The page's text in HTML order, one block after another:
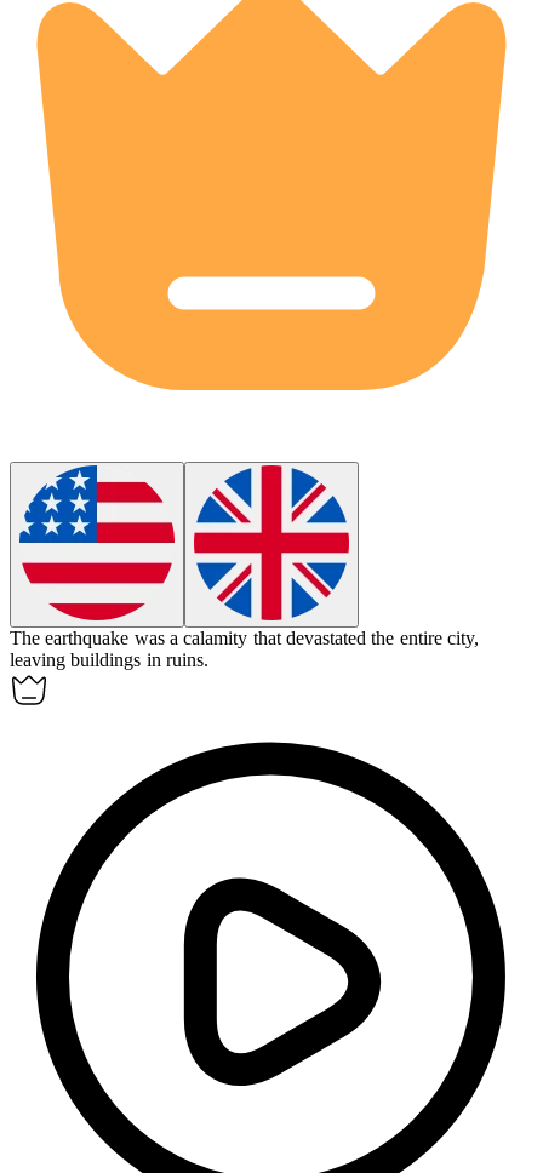
The earthquake was acalamity that devastated the entire city,
leaving buildings in ruins.